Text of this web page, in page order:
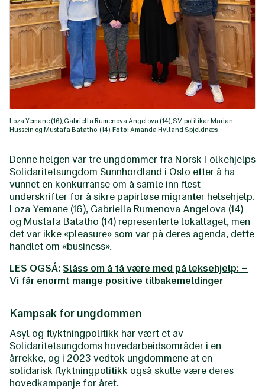
Loza Yemane (16), Gabriella Rumenova Angelova (14), SV-politikar Marian
Hussein og Mustafa Batatho. (14). Foto: Amanda Hylland Spjeldnæs
Denne helgen var tre ungdommer fra Norsk Folkehjelps
Solidaritetsungdom Sunnhordland i Oslo etter å ha
vunnet en konkurranse om å samle inn flest
underskrifter for å sikre papirløse migranter helsehjelp.
Loza Yemane (16), Gabriella Rumenova Angelova (14)
og Mustafa Batatho (14) representerte lokallaget, men
det var ikke «pleasure» som var på deres agenda, dette
handlet om «business».
LES OGSÅ: Slåss om å få være med på leksehjelp: –
Vi får enormt mange positive tilbakemeldinger
Kampsak for ungdommen
Asyl og flyktningpolitikk har vært et av
Solidaritetsungdoms hovedarbeidsområder i en
årrekke, og i 2023 vedtok ungdommene at en
solidarisk flyktningpolitikk også skulle være deres
hovedkampanje for året.